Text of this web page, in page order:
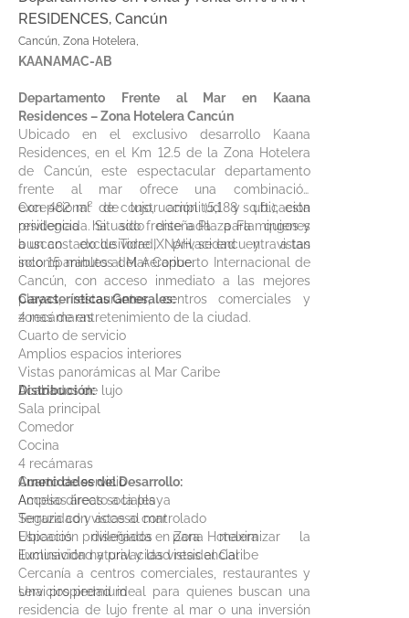
RESIDENCES, Cancún
Cancún, Zona Hotelera,
KAANAMAC-AB
Departamento Frente al Mar en Kaana
Residences – Zona Hotelera Cancún
Ubicado en el exclusivo desarrollo Kaana
Residences, en el Km 12.5 de la Zona Hotelera
de Cancún, este espectacular departamento
frente al mar ofrece una combinación
excepcional de lujo, amplitud y ubicación
privilegiada. Situado frente a Plaza Flamingos y
a un costado de Torre IXNAH, se encuentra a tan
solo 15 minutos del Aeropuerto Internacional de
Cancún, con acceso inmediato a las mejores
playas, restaurantes, centros comerciales y
zonas de entretenimiento de la ciudad.
Con 482 m² de construcción (5,188 sq.ft.), esta
residencia ha sido diseñada para quienes
buscan exclusividad, privacidad y vistas
incomparables al Mar Caribe.
Características Generales:
4 recámaras
Cuarto de servicio
Amplios espacios interiores
Vistas panorámicas al Mar Caribe
Acabados de lujo
Distribución:
Sala principal
Comedor
Cocina
4 recámaras
Cuarto de servicio
Amplias áreas sociales
Terraza con vistas al mar
Espacios diseñados para maximizar la
iluminación natural y las vistas al Caribe
Amenidades del Desarrollo:
Acceso directo a la playa
Seguridad y acceso controlado
Ubicación privilegiada en Zona Hotelera
Exclusividad y privacidad residencial
Cercanía a centros comerciales, restaurantes y
servicios premium
Una propiedad ideal para quienes buscan una
residencia de lujo frente al mar o una inversión